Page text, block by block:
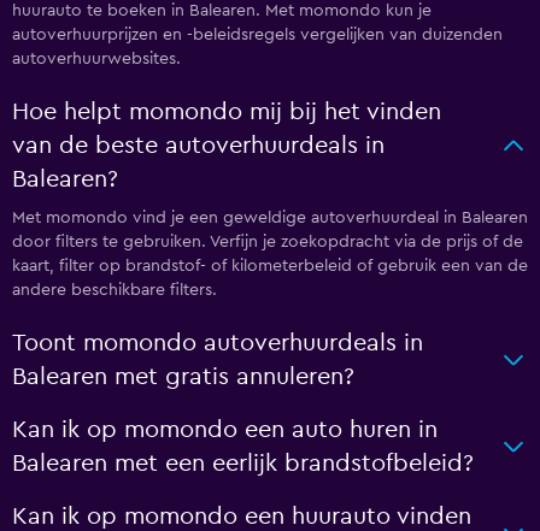
huurauto te boeken in Balearen. Met momondo kun je
autoverhuurprijzen en -beleidsregels vergelijken van duizenden
autoverhuurwebsites.
Hoe helpt momondo mij bij het vinden
van de beste autoverhuurdeals in
Balearen?
Met momondo vind je een geweldige autoverhuurdeal in Balearen
door filters te gebruiken. Verfijn je zoekopdracht via de prijs of de
kaart, filter op brandstof- of kilometerbeleid of gebruik een van de
andere beschikbare filters.
Toont momondo autoverhuurdeals in
Balearen met gratis annuleren?
Kan ik op momondo een auto huren in
Balearen met een eerlijk brandstofbeleid?
Kan ik op momondo een huurauto vinden